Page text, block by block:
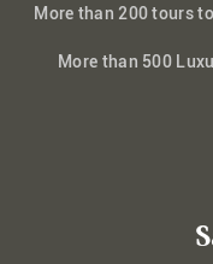
More than 200 tours
More than 500